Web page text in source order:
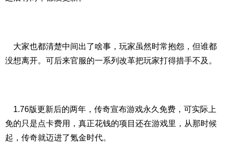
大家也都清楚中间出了啥事，玩家虽然时常抱怨，但谁都
没想离开。可后来官服的一系列改革把玩家打得措手不及。
1.76版更新后的两年，传奇宣布游戏永久免费，可实际上
免的只是点卡费用，真正花钱的项目还在游戏里，从那时候
起，传奇就迈进了氪金时代。